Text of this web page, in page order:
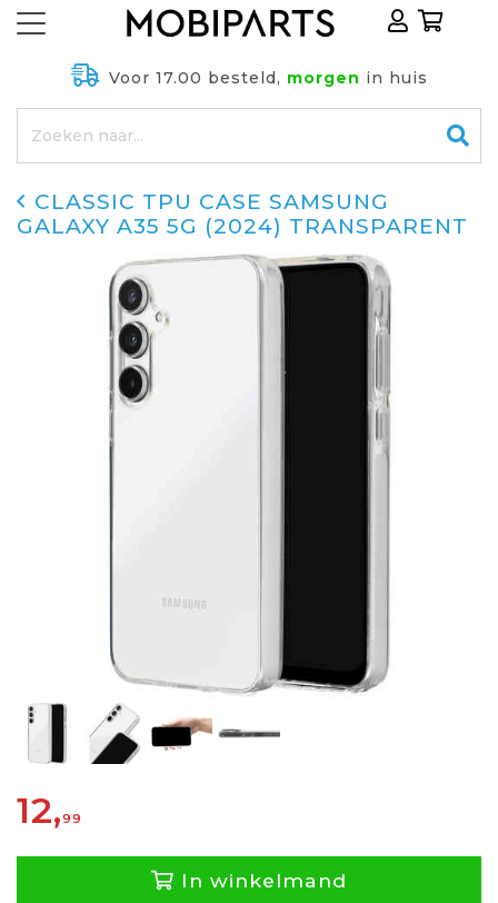
Voor 17.00 besteld, morgen in huis
CLASSIC TPU CASE SAMSUNG
GALAXY A35 5G (2024) TRANSPARENT
12,99
In winkelmand